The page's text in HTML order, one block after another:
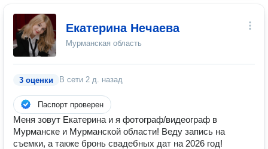
Екатерина Нечаева
Мурманская область
3 оценки В сети 2 д. назад
Паспорт проверен
Меня зовут Екатерина и я фотограф/видеограф в
Мурманске и Мурманской области! Веду запись на
съемки, а также бронь свадебных дат на 2026 год!